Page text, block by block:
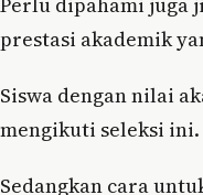
prestasi akademik
Siswa dengan nilai
mengikuti seleksi ini.
Sedangkan cara